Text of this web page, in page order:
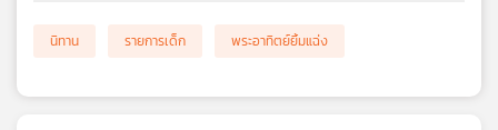
นิทาน รายการเด็ก พระอาทิตย์ยิ้มแฉ่ง